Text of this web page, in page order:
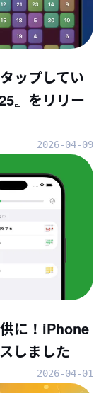
ップしてい
』をリリー
2026-04-09
に！iPhone
しました
2026-04-01